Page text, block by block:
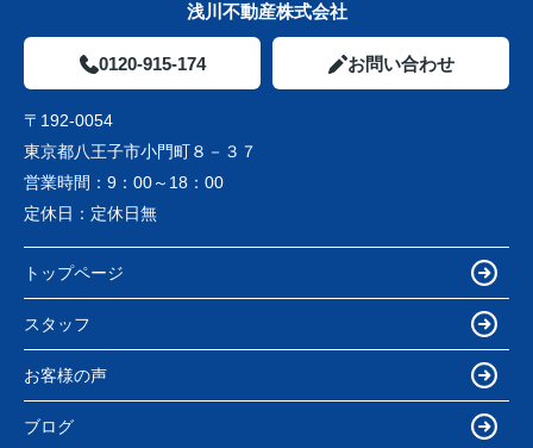
浅川不動産株式会社
0120-915-174 お問い合わせ
〒192-0054
東京都八王子市小門町８－３７
営業時間： 9：00～18：00
定休日： 定休日無
トップページ
スタッフ
お客様の声
ブログ